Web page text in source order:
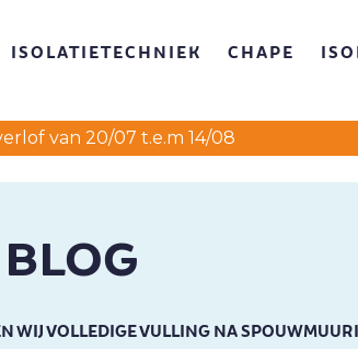
ISOLATIETECHNIEK CHAPE
van 20/07 t.e.m 14/08
BLOG
WIJ VOLLEDIGE VULLING NA